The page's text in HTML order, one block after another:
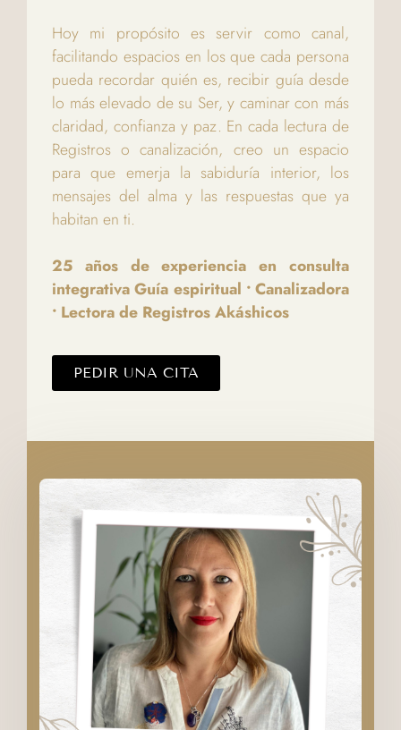
Hoy mi propósito es servir como canal,
facilitando espacios en los que cada persona
pueda recordar quién es, recibir guía desde
lo más elevado de su Ser, y caminar con más
claridad, confianza y paz. En cada lectura de
Registros o canalización, creo un espacio
para que emerja la sabiduría interior, los
mensajes del alma y las respuestas que ya
habitan en ti.
25 años de experiencia en consulta
integrativa Guía espiritual • Canalizadora
• Lectora de Registros Akáshicos
PEDIR UNA CITA